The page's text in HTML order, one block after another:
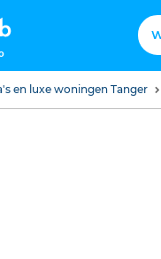
en luxe woningen Tanger